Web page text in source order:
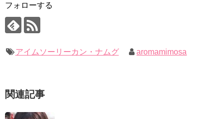
(ENG SUB) Behind The Scene Hyun Bin 현빈❤️ 손예진 Son Ye
キム・レウォンの影絵遊び！？「黒騎士～永遠の約束～」メイ
キングを一部公開（DVD-SET2特典映像より）
Powered by livedoor 相互RSS
【裏芸能】キムユジョンの熱愛彼氏はあの大物俳優
いでしょ？” Big News TV
幻の王女チャミョンゴ エンディング
か」出演で話題 Big News TV
フォローする
アイムソーリーカン・ナムグ aromamimosa
関連記事